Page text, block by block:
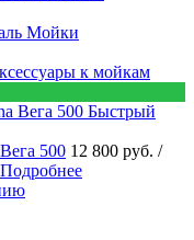
Мойки
к мойкам
Быстрый
500 12 800 руб. /
Подробнее